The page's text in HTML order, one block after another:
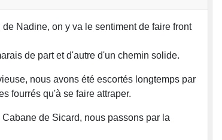
Nadine, on y va le sentiment de faire front
de part et d'autre d'un chemin solide.
nous avons été escortés longtemps par
fourrés qu'à se faire attraper.
de Sicard, nous passons par la